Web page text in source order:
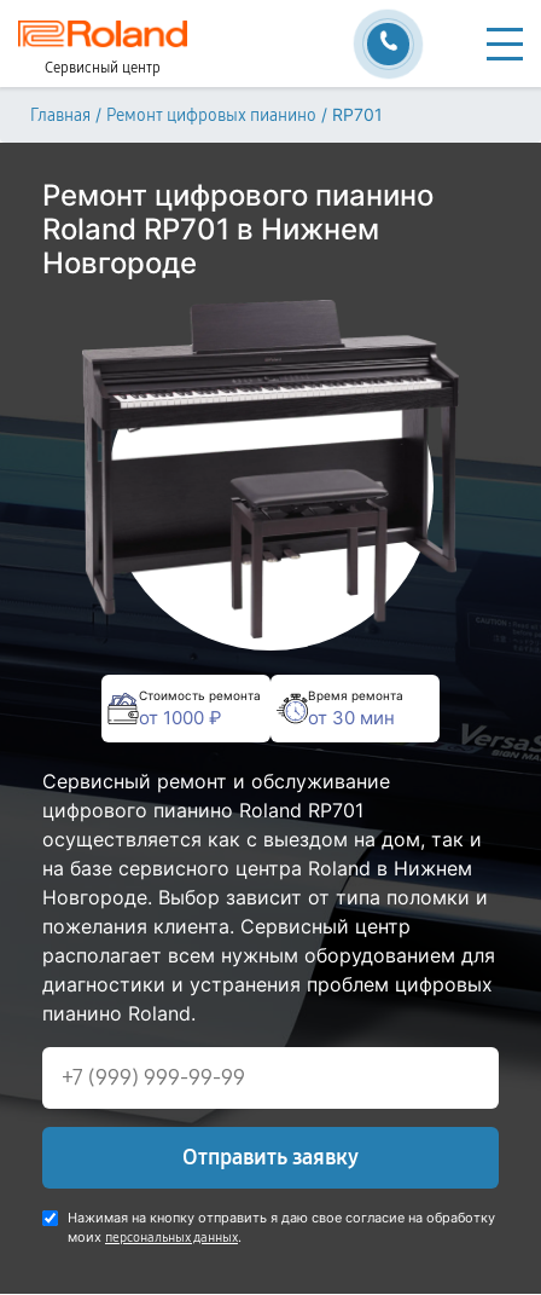
Сервисный центр
Главная / Ремонт цифровых пианино / RP701
Ремонт цифрового пианино
Roland RP701 в Нижнем
Новгороде
Стоимость ремонта
от 1000 ₽
Время ремонта
от 30 мин
Сервисный ремонт и обслуживание
цифрового пианино Roland RP701
осуществляется как с выездом на дом, так и
на базе сервисного центра Roland в Нижнем
Новгороде. Выбор зависит от типа поломки и
пожелания клиента. Сервисный центр
располагает всем нужным оборудованием для
диагностики и устранения проблем цифровых
пианино Roland.
Отправить заявку
Нажимая на кнопку отправить я даю свое согласие на обработку
моих персональных данных.